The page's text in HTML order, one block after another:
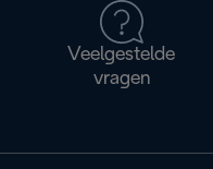
Veelgestelde
vragen